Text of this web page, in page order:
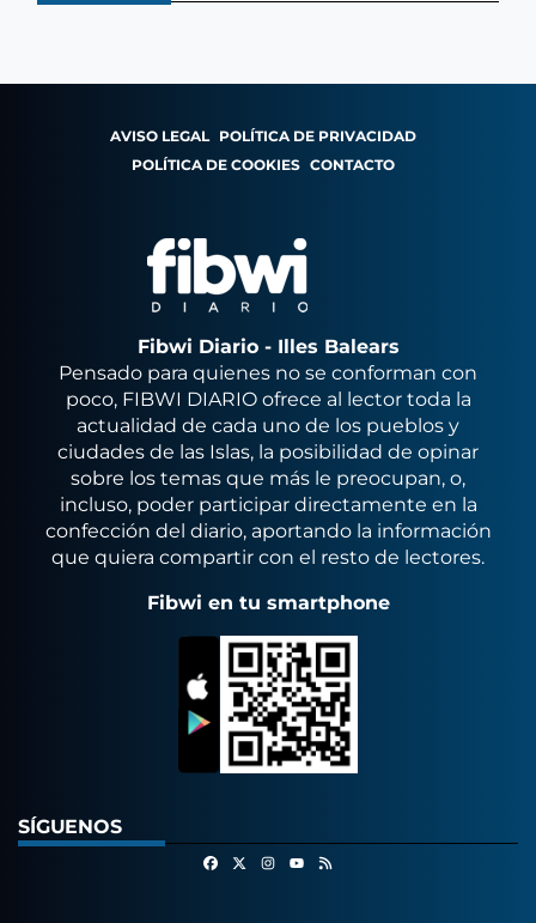
AVISO LEGAL POLÍTICA DE PRIVACIDAD
POLÍTICA DE COOKIES CONTACTO
Fibwi Diario - Illes Balears
Pensado para quienes no se conforman con
poco, FIBWI DIARIO ofrece al lector toda la
actualidad de cada uno de los pueblos y
ciudades de las Islas, la posibilidad de opinar
sobre los temas que más le preocupan, o,
incluso, poder participar directamente en la
confección del diario, aportando la información
que quiera compartir con el resto de lectores.
Fibwi en tu smartphone
SÍGUENOS
FacebookInstagram